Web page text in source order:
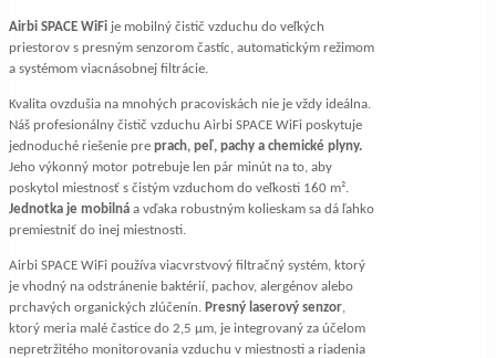
Airbi SPACE WiFi je mobilný čistič vzduchu do veľkých
priestorov s presným senzorom častíc, automatickým režimom
a systémom viacnásobnej filtrácie.
Kvalita ovzdušia na mnohých pracoviskách nie je vždy ideálna.
Náš profesionálny čistič vzduchu Airbi SPACE WiFi poskytuje
jednoduché riešenie pre prach, peľ, pachy a chemické plyny.
Jeho výkonný motor potrebuje len pár minút na to, aby
poskytol miestnosť s čistým vzduchom do veľkosti 160 m².
Jednotka je mobilná a vďaka robustným kolieskam sa dá ľahko
premiestniť do inej miestnosti.
Airbi SPACE WiFi používa viacvrstvový filtračný systém, ktorý
je vhodný na odstránenie baktérií, pachov, alergénov alebo
prchavých organických zlúčenín. Presný laserový senzor,
ktorý meria malé častice do 2,5 μm, je integrovaný za účelom
nepretržitého monitorovania vzduchu v miestnosti a riadenia